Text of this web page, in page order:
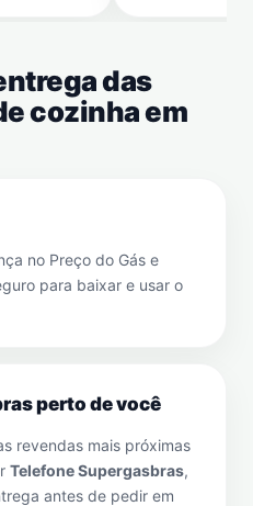
das
cozinha em
no Preço do Gás e
para baixar e usar o
perto de você
revendas mais próximas
Telefone Supergasbras,
antes de pedir em